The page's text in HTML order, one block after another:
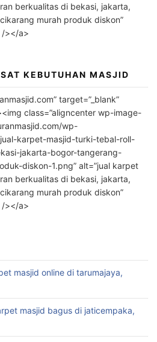
berkualitas di bekasi, jakarta,
murah produk diskon”
/></a>
KEBUTUHAN MASJID
target=”_blank”
class=”aligncenter wp-image-
wp-
karpet-masjid-turki-tebal-roll-
jakarta-bogor-tangerang-
diskon-1.png” alt=”jual karpet
berkualitas di bekasi, jakarta,
murah produk diskon”
/></a>
masjid online di tarumajaya,
masjid bagus di jaticempaka,